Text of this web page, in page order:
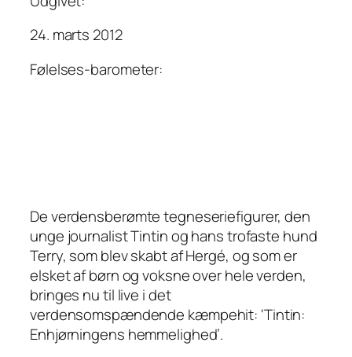
24. marts 2012
Følelses-barometer:
De verdensberømte tegneseriefigurer, den
unge journalist Tintin og hans trofaste hund
Terry, som blev skabt af Hergé, og som er
elsket af børn og voksne over hele verden,
bringes nu til live i det
verdensomspændende kæmpehit: ‘Tintin:
Enhjørningens hemmelighed’.